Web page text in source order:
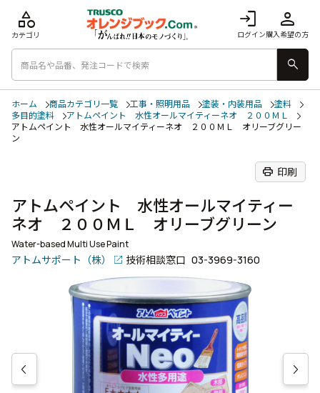
login
ログイン
person
購入希望の方
category
カテゴリ
search
ホーム 商品カテゴリ一覧 工事・照明用品 塗装・内装用品
塗料
多目的塗料
アトムペイント 水性オールマイティーネオ ２００ＭＬ
アトムペイント 水性オールマイティーネオ ２００ＭＬ オリーブグリー
ン
print 印刷
アトムペイント 水性オールマイティー
ネオ ２００ＭＬ オリーブグリーン
Water-based Multi Use Paint
アトムサポート（株） 技術相談窓口 03-3969-3160